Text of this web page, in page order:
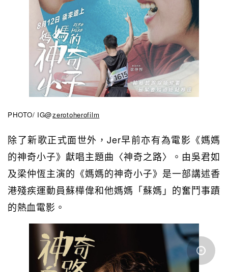
PHOTO/ IG@zerotoherofilm
除了新歌正式面世外，Jer早前亦有為電影《媽媽
的神奇小子》獻唱主題曲〈神奇之路〉。由吳君如
及梁仲恆主演的 《媽媽的神奇小子》是一部講述香
港殘疾運動員蘇樺偉和他媽媽「蘇媽」的奮鬥事蹟
的熱血電影 。